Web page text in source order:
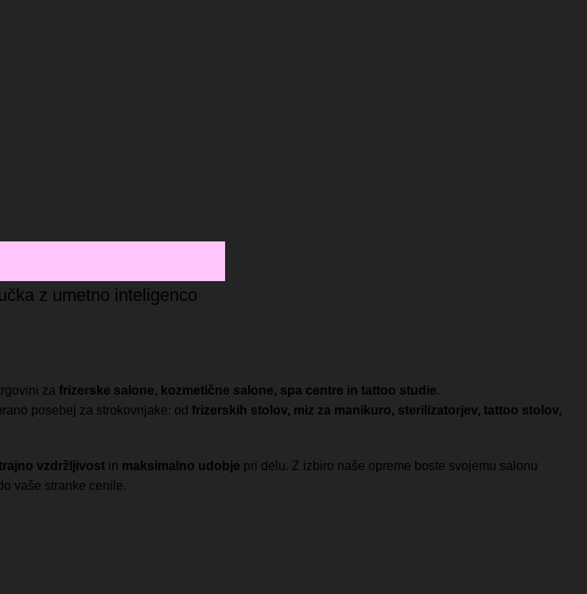
z umetno inteligenco
za frizerske salone, kozmetične salone, spa centre in tattoo studie.
posebej za strokovnjake: od frizerskih stolov, miz za manikuro, sterilizatorjev, tattoo stolov,
vzdržljivost in maksimalno udobje pri delu. Z izbiro naše opreme boste svojemu salonu
vaše stranke cenile.